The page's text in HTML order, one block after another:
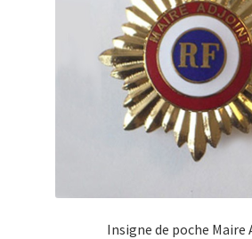
Insigne de poche Maire